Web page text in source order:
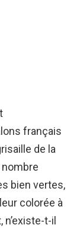
français
de la
bien vertes,
colorée à
n’existe-t-il